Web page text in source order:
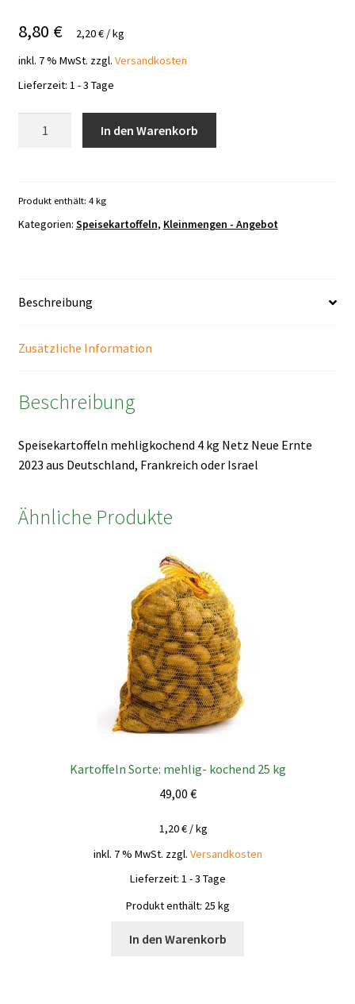
8,80 € 2,20€ /kg
inkl. 7 % MwSt. zzgl. Versandkosten
Lieferzeit: 1 - 3 Tage
Netz
Menge
In den Warenkorb
Produkt enthält: 4 kg
Kategorien: Speisekartoffeln, Kleinmengen - Angebot
Beschreibung
Zusätzliche Information
Beschreibung
Speisekartoffeln mehligkochend 4 kg Netz Neue Ernte
2023 aus Deutschland, Frankreich oder Israel
Ähnliche Produkte
Kartoffeln Sorte: mehlig- kochend 25 kg
49,00 €
1,20€/kg
inkl. 7 % MwSt. zzgl. Versandkosten
Lieferzeit: 1 - 3 Tage
Produkt enthält: 25 kg
In den Warenkorb